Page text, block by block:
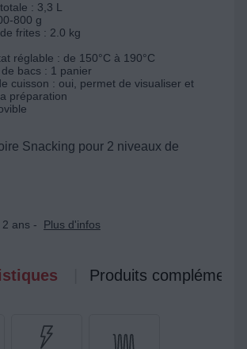
: 3,3 L
800 g
frites : 2.0 kg
réglable : de 150°C à 190°C
bacs : 1 panier
cuisson : oui, permet de visualiser et
préparation
Snacking pour 2 niveaux de
ans -
Plus d'infos
Produits